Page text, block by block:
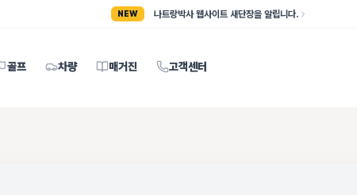
NEW 나트랑박사 웹사이트 새단장을 알립니다.
골프 차량 매거진 고객센터